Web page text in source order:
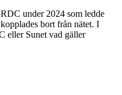
under 2024 som ledde
bort från nätet. I
eller Sunet vad gäller